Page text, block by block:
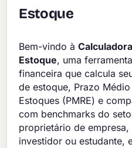
Estoque
Bem-vindo à
Estoque, uma
financeira que calcula
de estoque, Prazo
Estoques (PMRE) e
com benchmarks do
proprietário de
investidor ou estudante,